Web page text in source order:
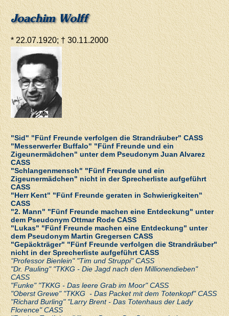
Joachim Wolff
* 22.07.1920; † 30.11.2000
"Sid" "Fünf Freunde verfolgen die Strandräuber" CASS
"Messerwerfer Buffalo" "Fünf Freunde und ein
Zigeunermädchen" unter dem Pseudonym Juan Alvarez
CASS
"Schlangenmensch" "Fünf Freunde und ein
Zigeunermädchen" nicht in der Sprecherliste aufgeführt
CASS
"Herr Kent" "Fünf Freunde geraten in Schwierigkeiten"
CASS
"2. Mann" "Fünf Freunde machen eine Entdeckung" unter
dem Pseudonym Ottmar Rode CASS
"Lukas" "Fünf Freunde machen eine Entdeckung" unter
dem Pseudonym Martin Gregersen CASS
"Gepäckträger" "Fünf Freunde verfolgen die Strandräuber"
nicht in der Sprecherliste aufgeführt CASS
"Professor Bienlein" "Tim und Struppi" CASS
"Dr. Pauling" "TKKG - Die Jagd nach den Millionendieben"
CASS
"Funke" "TKKG - Das leere Grab im Moor" CASS
"Oberst Grewe" "TKKG - Das Packet mit dem Totenkopf" CASS
"Richard Burling" "Larry Brent - Das Totenhaus der Lady
Florence" CASS